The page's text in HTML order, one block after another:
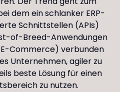
dem ein schlanker ERP-
Schnittstellen (APIs)
of-Breed-Anwendungen
E-Commerce) verbunden
Unternehmen, agiler zu
beste Lösung für einen
zu nutzen.